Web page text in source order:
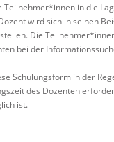
in die
wird sich in seinen
Die
bei der
Schulungsform in der
des Dozenten
ist.